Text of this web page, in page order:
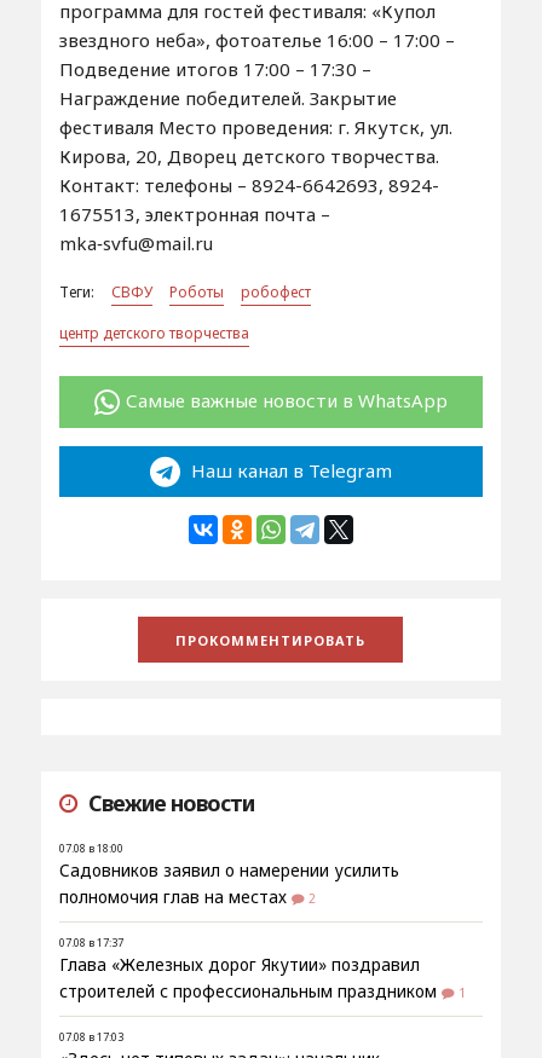
программа для гостей фестиваля: «Купол
звездного неба», фотоателье 16:00 – 17:00 –
Подведение итогов 17:00 – 17:30 –
Награждение победителей. Закрытие
фестиваля Место проведения: г. Якутск, ул.
Кирова, 20, Дворец детского творчества.
Контакт: телефоны – 8924-6642693, 8924-
1675513, электронная почта –
mka‑svfu@mail.ru
Теги: СВФУ Роботы
робофест
центр детского творчества
Самые важные новости в WhatsApp
Наш канал в Telegram
Свежие новости
07.08 в 18:00
Садовников заявил о намерении усилить
полномочия глав на местах
2
07.08 в 17:37
Глава «Железных дорог Якутии» поздравил
строителей с профессиональным праздником
1
07.08 в 17:03